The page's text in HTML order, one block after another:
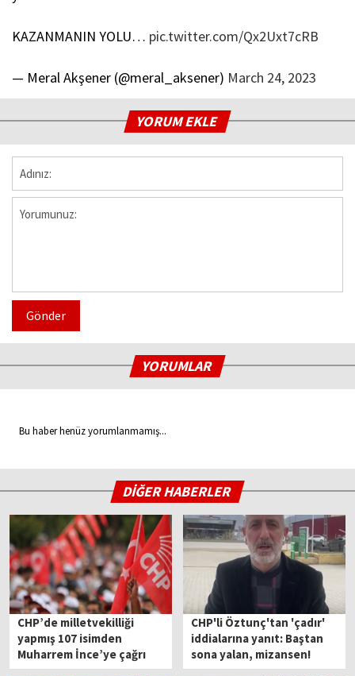
KAZANMANIN YOLU… pic.twitter.com/Qx2Uxt7cRB
— Meral Akşener (@meral_aksener) March 24, 2023
YORUM EKLE
Gönder
YORUMLAR
Bu haber henüz yorumlanmamış...
DİĞER HABERLER
CHP’de milletvekilliği
yapmış 107 isimden
Muharrem İnce’ye çağrı
CHP'li Öztunç'tan 'çadır'
iddialarına yanıt: Baştan
sona yalan, mizansen!